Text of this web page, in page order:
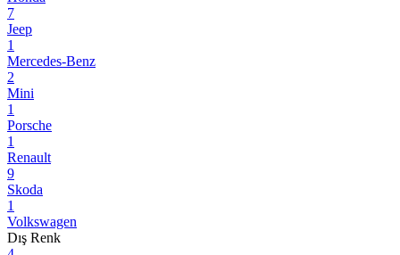
7
Jeep
1
Mercedes-Benz
2
Mini
1
Porsche
1
Renault
9
Skoda
1
Volkswagen
Dış Renk